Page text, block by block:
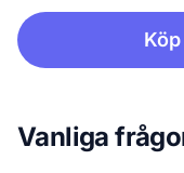
Vanliga